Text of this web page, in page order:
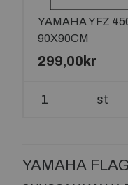
YAMAHA YFZ
90X90CM
299,00kr
st
YAMAHA